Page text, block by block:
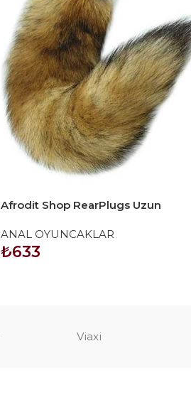
Afrodit Shop RearPlugs Uzun
ANAL OYUNCAKLAR
₺633
Viaxi